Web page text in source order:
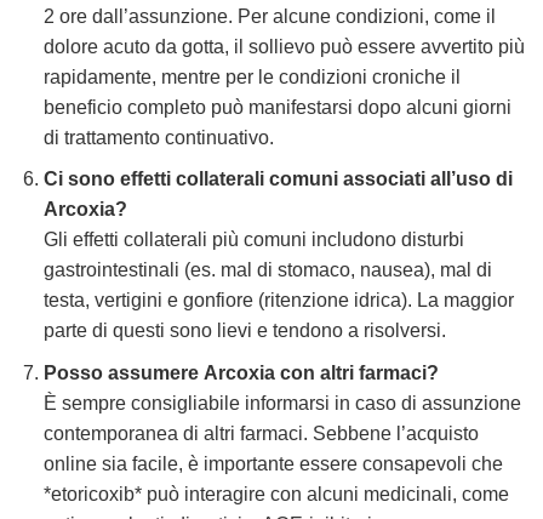
2 ore dall’assunzione. Per alcune condizioni, come il
dolore acuto da gotta, il sollievo può essere avvertito più
rapidamente, mentre per le condizioni croniche il
beneficio completo può manifestarsi dopo alcuni giorni
di trattamento continuativo.
Ci sono effetti collaterali comuni associati all’uso di
Arcoxia?
Gli effetti collaterali più comuni includono disturbi
gastrointestinali (es. mal di stomaco, nausea), mal di
testa, vertigini e gonfiore (ritenzione idrica). La maggior
parte di questi sono lievi e tendono a risolversi.
Posso assumere Arcoxiacon altri farmaci?
È sempre consigliabile informarsi in caso di assunzione
contemporanea di altri farmaci. Sebbene l’acquisto
online sia facile, è importante essere consapevoli che
*etoricoxib* può interagire con alcuni medicinali, come